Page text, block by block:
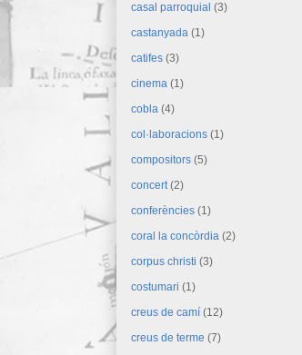
casal parroquial (3)
castanyada (1)
catifes (3)
cinema (1)
cobla (4)
col·laboracions (1)
compositors (5)
concert (2)
conferències (1)
coral la concòrdia (2)
corpus christi (3)
costumari (1)
creus de camí (12)
creus de terme (7)